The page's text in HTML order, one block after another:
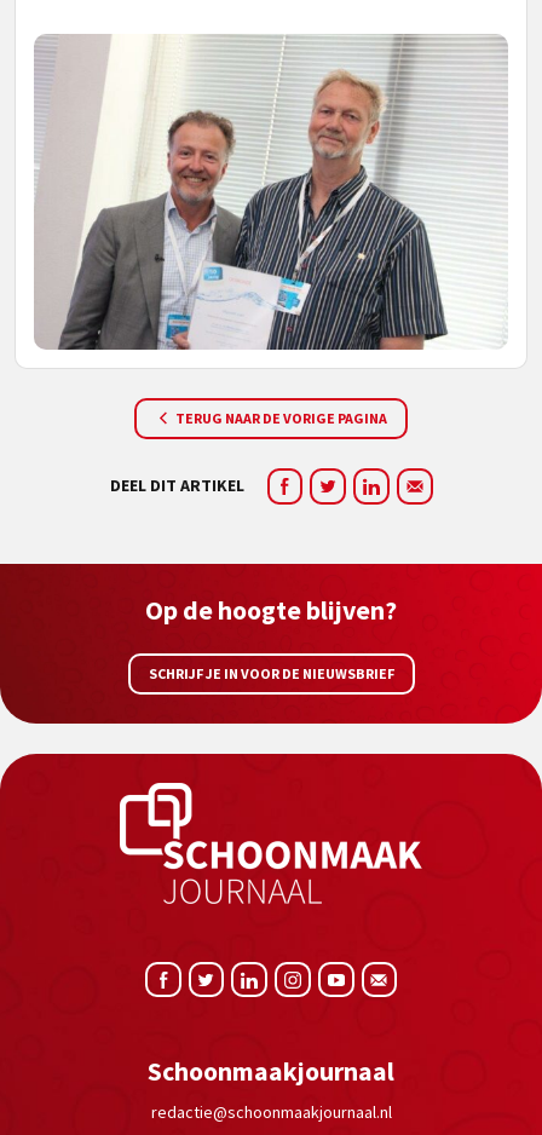
TERUG NAAR DE VORIGE PAGINA
DEEL DIT ARTIKEL
Op de hoogte blijven?
SCHRIJF JE IN VOOR DE NIEUWSBRIEF
Schoonmaakjournaal
redactie@schoonmaakjournaal.nl